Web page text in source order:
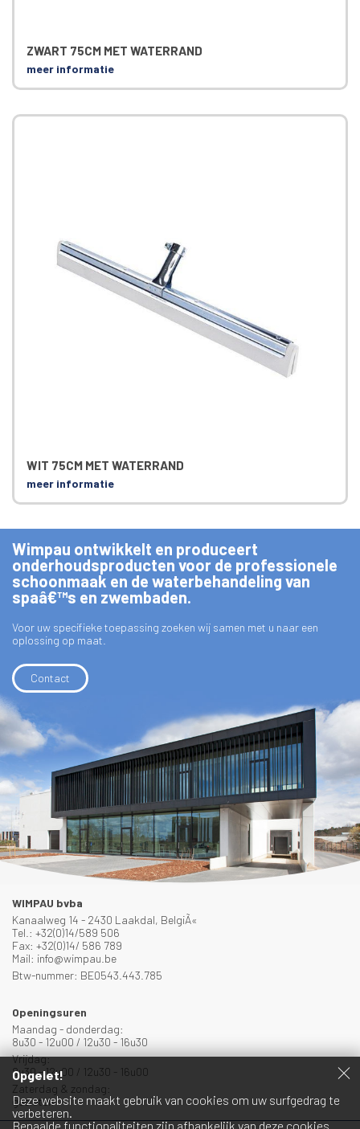
ZWART 75CM MET WATERRAND
meer informatie
WIT 75CM MET WATERRAND
meer informatie
Wimpau ontwikkelt en produceert
onderhoudsproducten voor de professionele
schoonmaak en de waterbehandeling van
spaâ€™s en zwembaden.
Voor uw specifieke toepassing zoeken wij samen met u naar een
oplossing op maat.
Contact
WIMPAU bvba
Kanaalweg 14 - 2430 Laakdal, BelgiÃ«
Tel.: +32(0)14/589 506
Fax: +32(0)14/ 586 789
Mail: info@wimpau.be
Btw-nummer: BE0543.443.785
Openingsuren
Maandag - donderdag:
8u30 - 12u00 / 12u30 - 16u30
Vrijdag:
8u30 - 12u00 / 12u30 - 16u00
Zaterdag & zondag:
gesloten
Opgelet!
Deze website maakt gebruik van cookies om uw surfgedrag te
verbeteren.
Bepaalde functionaliteiten zijn afhankelijk van deze cookies.